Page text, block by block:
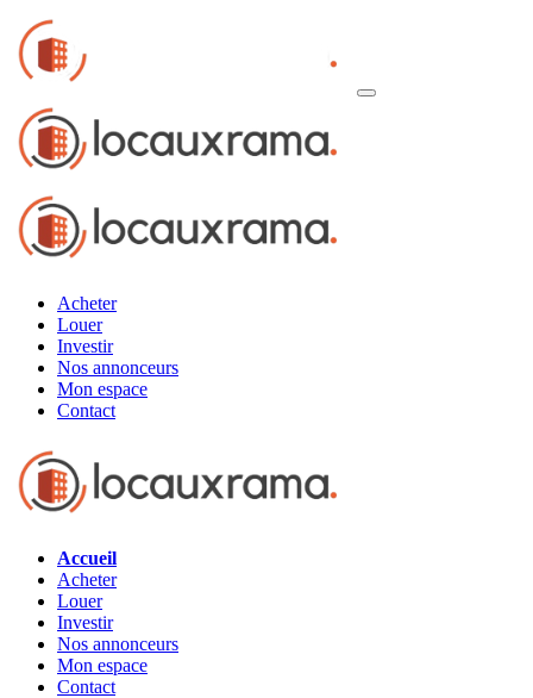
Acheter
Louer
Investir
Nos annonceurs
Mon espace
Contact
Accueil
Acheter
Louer
Investir
Nos annonceurs
Mon espace
Contact